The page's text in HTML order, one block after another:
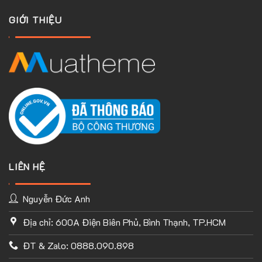
TÙY CHỈNH WEBSITE THEO PHONG CÁCH CỦA BẠN
Với thư viện ứng dụng khổng lồ và UX Builder, bạn có thể tự
GIỚI THIỆU
LIÊN HỆ
Nguyễn Đức Anh
Địa chỉ: 600A Điện Biên Phủ, Bình Thạnh, TP.HCM
ĐT & Zalo: 0888.090.898